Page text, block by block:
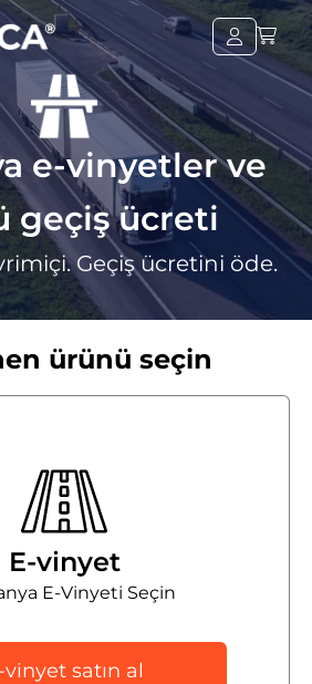
e-vinyetler ve
geçiş ücreti
Geçiş ücretini öde.
ürünü seçin
E-vinyet
E-Vinyeti Seçin
vinyet satın al